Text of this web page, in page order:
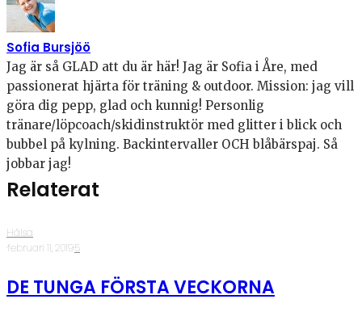
Sofia Bursjöö
Jag är så GLAD att du är här! Jag är Sofia i Åre, med
passionerat hjärta för träning & outdoor. Mission: jag vill
göra dig pepp, glad och kunnig! Personlig
tränare/löpcoach/skidinstruktör med glitter i blick och
bubbel på kylning. Backintervaller OCH blåbärspaj. Så
jobbar jag!
Relaterat
Hälsa
·februari 11, 2019·5
DE TUNGA FÖRSTA VECKORNA